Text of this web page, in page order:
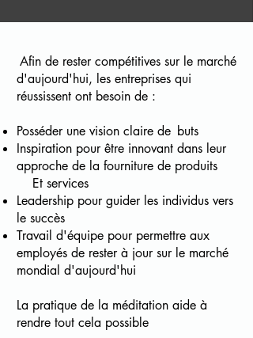
Afin de rester compétitives sur le marché
d'aujourd'hui, les entreprises qui
réussissent ont besoin de :
Posséder une vision claire de buts
Inspiration pour être innovant dans leur
approche de la fourniture de produits
Et services
Leadership pour guider les individus vers
le succès
Travail d'équipe pour permettre aux
employés de rester à jour sur le marché
mondial d'aujourd'hui
La pratique de la méditation aide à
rendre tout cela possible